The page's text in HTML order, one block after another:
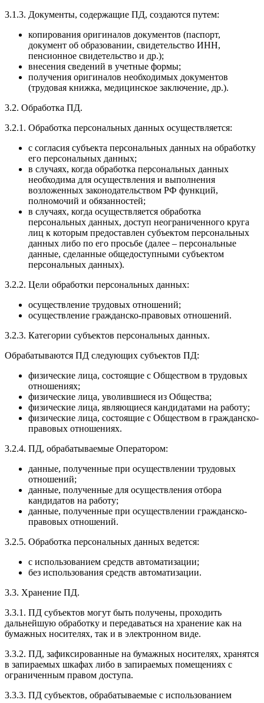
3.1.3. Документы, содержащие ПД, создаются путем:
копирования оригиналов документов (паспорт,
документ об образовании, свидетельство ИНН,
пенсионное свидетельство и др.);
внесения сведений в учетные формы;
получения оригиналов необходимых документов
(трудовая книжка, медицинское заключение, др.).
3.2. Обработка ПД.
3.2.1. Обработка персональных данных осуществляется:
с согласия субъекта персональных данных на обработку
его персональных данных;
в случаях, когда обработка персональных данных
необходима для осуществления и выполнения
возложенных законодательством РФ функций,
полномочий и обязанностей;
в случаях, когда осуществляется обработка
персональных данных, доступ неограниченного круга
лиц к которым предоставлен субъектом персональных
данных либо по его просьбе (далее – персональные
данные, сделанные общедоступными субъектом
персональных данных).
3.2.2. Цели обработки персональных данных:
осуществление трудовых отношений;
осуществление гражданско-правовых отношений.
3.2.3. Категории субъектов персональных данных.
Обрабатываются ПД следующих субъектов ПД:
физические лица, состоящие с Обществом в трудовых
отношениях;
физические лица, уволившиеся из Общества;
физические лица, являющиеся кандидатами на работу;
физические лица, состоящие с Обществом в гражданско-
правовых отношениях.
3.2.4. ПД, обрабатываемые Оператором:
данные, полученные при осуществлении трудовых
отношений;
данные, полученные для осуществления отбора
кандидатов на работу;
данные, полученные при осуществлении гражданско-
правовых отношений.
3.2.5. Обработка персональных данных ведется:
с использованием средств автоматизации;
без использования средств автоматизации.
3.3. Хранение ПД.
3.3.1. ПД субъектов могут быть получены, проходить
дальнейшую обработку и передаваться на хранение как на
бумажных носителях, так и в электронном виде.
3.3.2. ПД, зафиксированные на бумажных носителях, хранятся
в запираемых шкафах либо в запираемых помещениях с
ограниченным правом доступа.
3.3.3. ПД субъектов, обрабатываемые с использованием